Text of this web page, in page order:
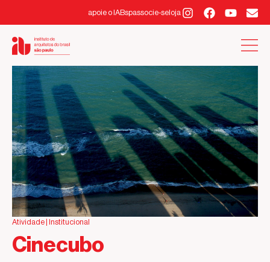
apoie o IABspassocie-seloja
Atividade | Institucional
Cinecubo